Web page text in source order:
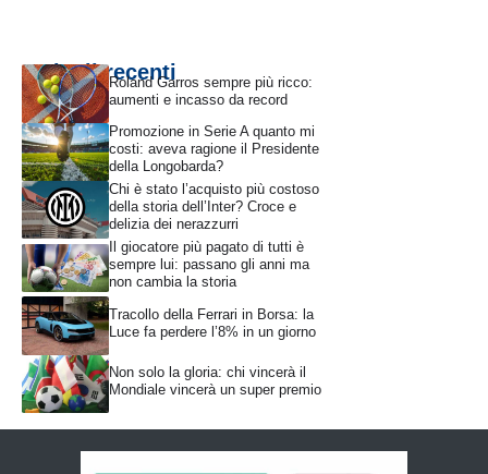
Articoli recentiRoland Garros sempre più ricco:
aumenti e incasso da record
Promozione in Serie A quanto mi
costi: aveva ragione il Presidente
della Longobarda?
Chi è stato l’acquisto più costoso
della storia dell’Inter? Croce e
delizia dei nerazzurri
Il giocatore più pagato di tutti è
sempre lui: passano gli anni ma
non cambia la storia
Tracollo della Ferrari in Borsa: la
Luce fa perdere l’8% in un giorno
Non solo la gloria: chi vincerà il
Mondiale vincerà un super premio